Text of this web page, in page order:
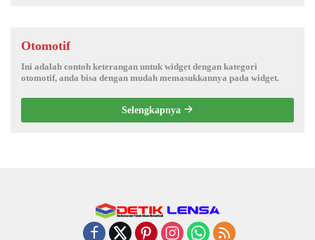
Otomotif
Ini adalah contoh keterangan untuk widget dengan kategori
otomotif, anda bisa dengan mudah memasukkannya pada widget.
Selengkapnya